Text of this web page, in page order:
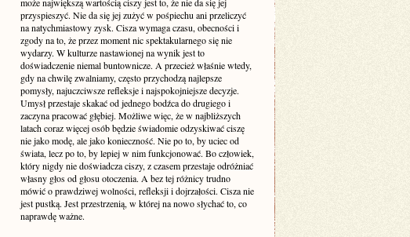
przyspieszyć. Nie da się jej zużyć w pośpiechu ani przeliczyć
na natychmiastowy zysk. Cisza wymaga czasu, obecności i
zgody na to, że przez moment nic spektakularnego się nie
wydarzy. W kulturze nastawionej na wynik jest to
doświadczenie niemal buntownicze. A przecież właśnie wtedy,
gdy na chwilę zwalniamy, często przychodzą najlepsze
pomysły, najuczciwsze refleksje i najspokojniejsze decyzje.
Umysł przestaje skakać od jednego bodźca do drugiego i
zaczyna pracować głębiej. Możliwe więc, że w najbliższych
latach coraz więcej osób będzie świadomie odzyskiwać ciszę
nie jako modę, ale jako konieczność. Nie po to, by uciec od
świata, lecz po to, by lepiej w nim funkcjonować. Bo człowiek,
który nigdy nie doświadcza ciszy, z czasem przestaje odróżniać
własny głos od głosu otoczenia. A bez tej różnicy trudno
mówić o prawdziwej wolności, refleksji i dojrzałości. Cisza nie
jest pustką. Jest przestrzenią, w której na nowo słychać to, co
naprawdę ważne.